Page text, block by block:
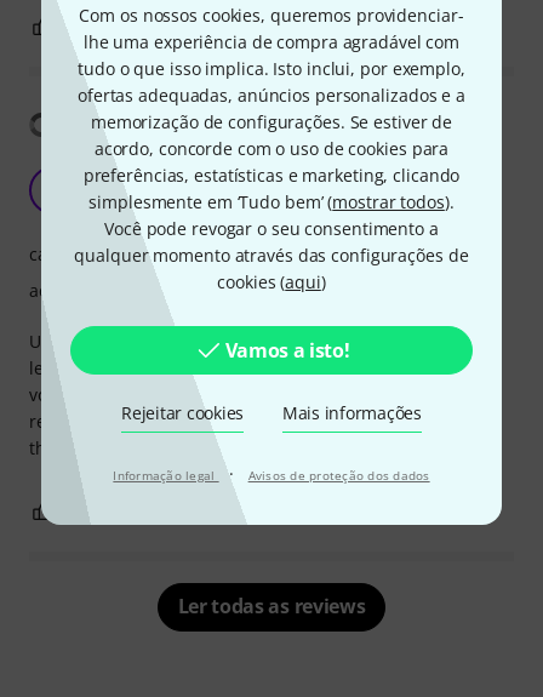
Com os nossos cookies, queremos providenciar-
lhe uma experiência de compra agradável com
tudo o que isso implica. Isto inclui, por exemplo,
ofertas adequadas, anúncios personalizados e a
memorização de configurações. Se estiver de
acordo, concorde com o uso de cookies para
preferências, estatísticas e marketing, clicando
simplesmente em ‘Tudo bem’ (mostrar todos).
Você pode revogar o seu consentimento a
qualquer momento através das configurações de
cookies (aqui)
Vamos a isto!
Rejeitar cookies Mais informações
Informação legal · Avisos de proteção dos dados
0 0 REPORTAR A CRÍTICA
Mostrar tradução
Top switching
Gently Country 29.08.2023
Using this to balance three guitars with different output
levels (Tele, Ricky, lap steel). Set and forget balanced
volume and with a simple patch change on boss ms-3 I’m
ready to go before the drummer has finished wiping
themself dry.
características
acabamento
REPORTAR A CRÍTICA
Ler todas as reviews